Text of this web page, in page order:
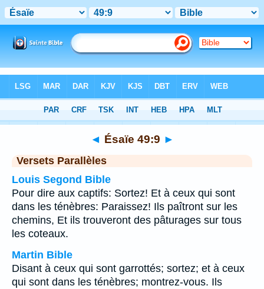
Chapitre 49> Verset 9
◄ Ésaïe 49:9 ►
Versets Parallèles
Louis Segond Bible
Pour dire aux captifs: Sortez! Et à ceux qui sont
dans les ténèbres: Paraissez! Ils paîtront sur les
chemins, Et ils trouveront des pâturages sur tous
les coteaux.
Martin Bible
Disant à ceux qui sont garrottés; sortez; et à ceux
qui sont dans les ténèbres; montrez-vous. Ils